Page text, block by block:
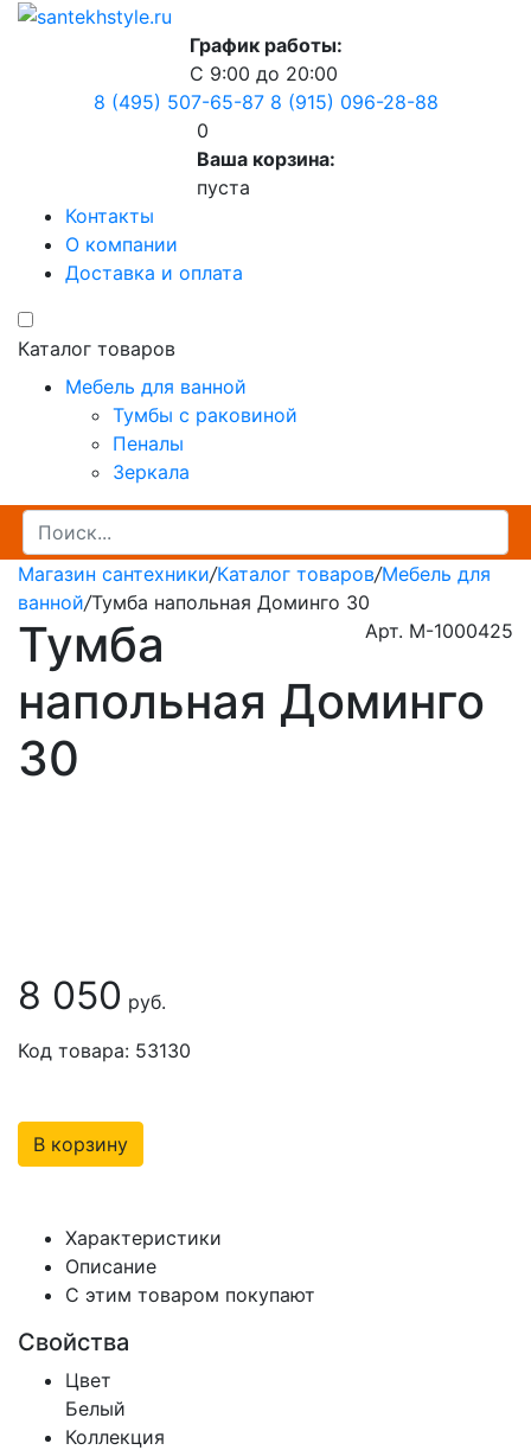
График работы:
С 9:00 до 20:00
8 (495) 507-65-87 8 (915) 096-28-88
0
Ваша корзина:
пуста
Каталог товаров
Мебель для ванной
Тумбы с раковиной
Пеналы
Зеркала
Контакты
О компании
Доставка и оплата
Магазин сантехники/Каталог товаров/Мебель для
ванной/Тумба напольная Доминго 30
Арт. M-1000425
Тумба
напольная Доминго
30
8 050 руб.
Код товара: 53130
В корзину
Характеристики
Описание
С этим товаром покупают
Свойства
Цвет
Белый
Коллекция